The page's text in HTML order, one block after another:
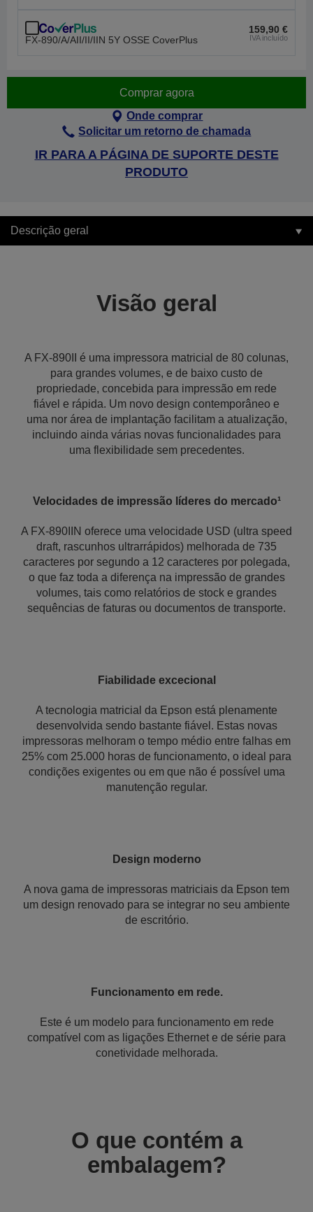
FX-890/A/AII/II/IIN 5Y OSSE CoverPlus
159,90 €
IVA incluído
Comprar agora
Onde comprar
Solicitar um retorno de chamada
IR PARA A PÁGINA DE SUPORTE DESTE
PRODUTO
Descrição geral
Visão geral
A FX-890II é uma impressora matricial de 80 colunas,
para grandes volumes, e de baixo custo de
propriedade, concebida para impressão em rede
fiável e rápida. Um novo design contemporâneo e
uma nor área de implantação facilitam a atualização,
incluindo ainda várias novas funcionalidades para
uma flexibilidade sem precedentes.
Velocidades de impressão líderes do mercado¹
A FX-890IIN oferece uma velocidade USD (ultra speed
draft, rascunhos ultrarrápidos) melhorada de 735
caracteres por segundo a 12 caracteres por polegada,
o que faz toda a diferença na impressão de grandes
volumes, tais como relatórios de stock e grandes
sequências de faturas ou documentos de transporte.
Fiabilidade excecional
A tecnologia matricial da Epson está plenamente
desenvolvida sendo bastante fiável. Estas novas
impressoras melhoram o tempo médio entre falhas em
25% com 25.000 horas de funcionamento, o ideal para
condições exigentes ou em que não é possível uma
manutenção regular.
Design moderno
A nova gama de impressoras matriciais da Epson tem
um design renovado para se integrar no seu ambiente
de escritório.
Funcionamento em rede.
Este é um modelo para funcionamento em rede
compatível com as ligações Ethernet e de série para
conetividade melhorada.
O que contém a
embalagem?